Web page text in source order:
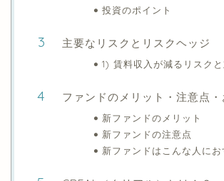
投資のポイント
主要なリスクとリスクヘッジ
1) 賃料収入が減るリスク
ファンドのメリット・注意点・
新ファンドのメリット
新ファンドの注意点
新ファンドはこんな人にお